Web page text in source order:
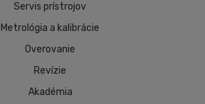
Servis prístrojov
Metrológia a kalibrácie
Overovanie
Revízie
Akadémia